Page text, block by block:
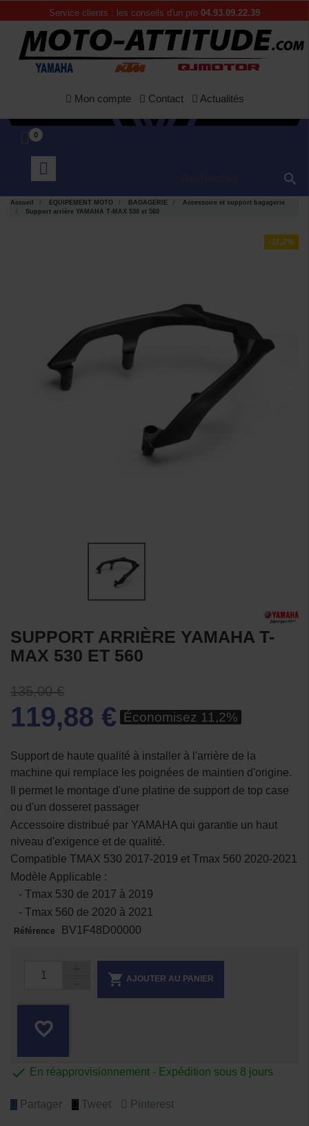
Service clients : les conseils d'un pro 04.93.09.22.39
Mon compte Contact Actualités
0

Accueil EQUIPEMENT MOTO BAGAGERIE
Accessoire et support bagagerie
Support arrière YAMAHA T-MAX 530 et 560
-11,2%
SUPPORT ARRIÈRE YAMAHA T-
MAX 530 ET 560
135,00 €
119,88 € Économisez 11,2%
Support de haute qualité à installer à l'arrière de la
machine qui remplace les poignées de maintien d'origine.
Il permet le montage d'une platine de support de top case
ou d'un dosseret passager
Accessoire distribué par YAMAHA qui garantie un haut
niveau d'exigence et de qualité.
Compatible TMAX 530 2017-2019 et Tmax 560 2020-2021
Modèle Applicable :
- Tmax 530 de 2017 à 2019
- Tmax 560 de 2020 à 2021
Référence BV1F48D00000
 AJOUTER AU PANIER
favorite_border
 En réapprovisionnement - Expédition sous 8 jours
Partager Tweet Pinterest